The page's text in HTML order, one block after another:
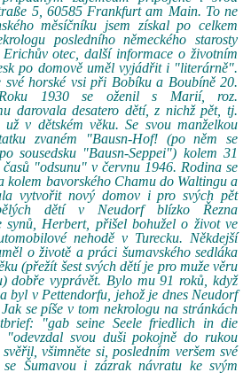
5, 60585 Frankfurt am Main. To ne
měsíčníku jsem získal po celkem
posledního německého starosty
otec, další informace o životním
po domově uměl vyjádřit i "literárně".
své horské vsi při Bobíku a Boubíně 20.
1930 se oženil s Marií, roz.
darovala desatero dětí, z nichž pět, tj.
v dětském věku. Se svou manželkou
zvaném "Bausn-Hof! (po něm se
sousedsku "Bausn-Seppei") kolem 31
"odsunu" v červnu 1946. Rodina se
kolem bavorského Chamu do Waltingu a
vytvořit nový domov i pro svých pět
dětí v Neudorf blízko Řezna
synů, Herbert, přišel bohužel o život ve
nehodě v Turecku. Někdejší
o životě a práci šumavského sedláka
(přežít šest svých dětí je pro muže věru
dobře vyprávět. Bylo mu 91 roků, když
byl v Pettendorfu, jehož je dnes Neudorf
se píše v tom nekrologu na stránkách
"gab seine Seele friedlich in die
svou duši pokojně do rukou
všimněte si, posledním veršem své
se Šumavou i zázrak návratu ke svým